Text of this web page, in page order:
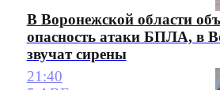
В Воронежской области
опасность атаки БПЛА, в
звучат сирены
21:40